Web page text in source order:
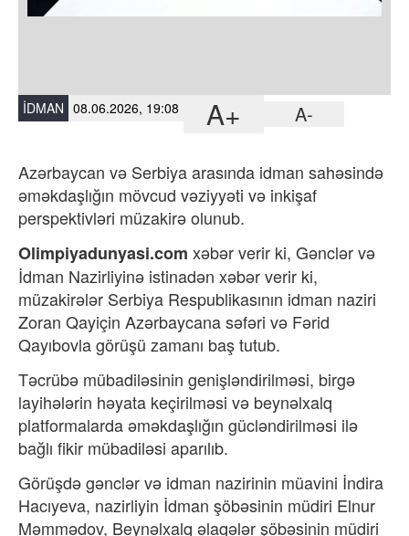
İDMAN 08.06.2026, 19:08 A+ A-
Azərbaycan və Serbiya arasında idman sahəsində
əməkdaşlığın mövcud vəziyyəti və inkişaf
perspektivləri müzakirə olunub.
Olimpiyadunyasi.com xəbər verir ki, Gənclər və
İdman Nazirliyinə istinadən xəbər verir ki,
müzakirələr Serbiya Respublikasının idman naziri
Zoran Qayiçin Azərbaycana səfəri və Fərid
Qayıbovla görüşü zamanı baş tutub.
Təcrübə mübadiləsinin genişləndirilməsi, birgə
layihələrin həyata keçirilməsi və beynəlxalq
platformalarda əməkdaşlığın gücləndirilməsi ilə
bağlı fikir mübadiləsi aparılıb.
Görüşdə gənclər və idman nazirinin müavini İndira
Hacıyeva, nazirliyin İdman şöbəsinin müdiri Elnur
Məmmədov, Beynəlxalq əlaqələr şöbəsinin müdiri